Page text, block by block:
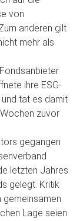
von
anderen gilt
mehr als
ihre ESG-
tat es damit
zuvor
gegangen
letzten Jahres
gelegt. Kritik
gemeinsamen
Lage seien